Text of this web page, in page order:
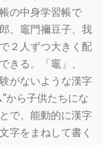
の中身学習帳で
、竈門禰豆子、我
２人ずつ大きく配
きる。「竈」、
がないような漢字
から子供たちにな
で、能動的に漢字
字をまねして書く